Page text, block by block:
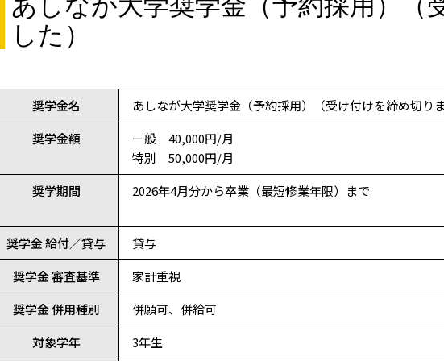
した）
奨学金名
あしなが大学奨学金（予約採用）（受け付けを締め切り
奨学金額
一般 40,000円/月
特別 50,000円/月
奨学期間
2026年4月分から卒業（最短修業年限）まで
奨学金 給付／貸与
貸与
奨学金 審査基準
家計重視
奨学金 併用種別
併願可、併給可
対象学年
3年生